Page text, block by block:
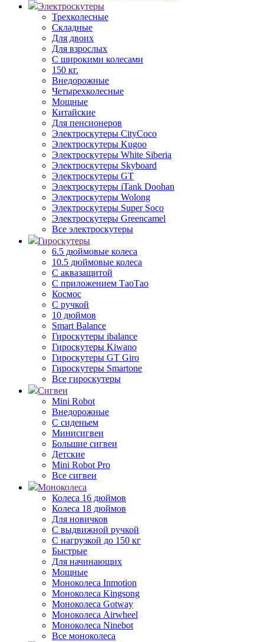
Электроскутеры
Трехколесные
Складные
Для двоих
Для взрослых
С широкими колесами
150 кг.
Внедорожные
Четырехколесные
Мощные
Китайские
Для пенсионеров
Электроскутеры CityCoco
Электроскутеры Kugoo
Электроскутеры White Siberia
Электроскутеры Skyboard
Электроскутеры GT
Электроскутеры iTank Doohan
Электроскутеры Wolong
Электроскутеры Super Soco
Электроскутеры Greencamel
Все электроскутеры
Гироскутеры
6.5 дюймовые колеса
10.5 дюймовые колеса
С аквазащитой
С приложением ТаоТао
Космос
С ручкой
10 дюймов
Smart Balance
Гироскутеры ibalance
Гироскутеры Kiwano
Гироскутеры GT Giro
Гироскутеры Smartone
Все гироскутеры
Сигвеи
Mini Robot
Внедорожные
С сиденьем
Минисигвеи
Большие сигвеи
Детские
Mini Robot Pro
Все сигвеи
Моноколеса
Колеса 16 дюймов
Колеса 18 дюймов
Для новичков
С выдвижной ручкой
С нагрузкой до 150 кг
Быстрые
Для начинающих
Мощные
Моноколеса Inmotion
Моноколеса Kingsong
Моноколеса Gotway
Моноколеса Airwheel
Моноколеса Ninebot
Все моноколеса